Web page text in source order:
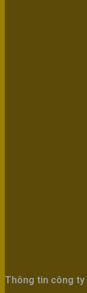
Thông tin công ty